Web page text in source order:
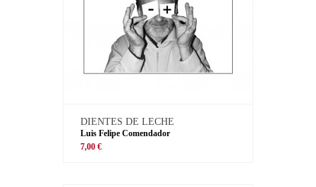
DIENTES DE LECHE
Luis Felipe Comendador
7,00 €